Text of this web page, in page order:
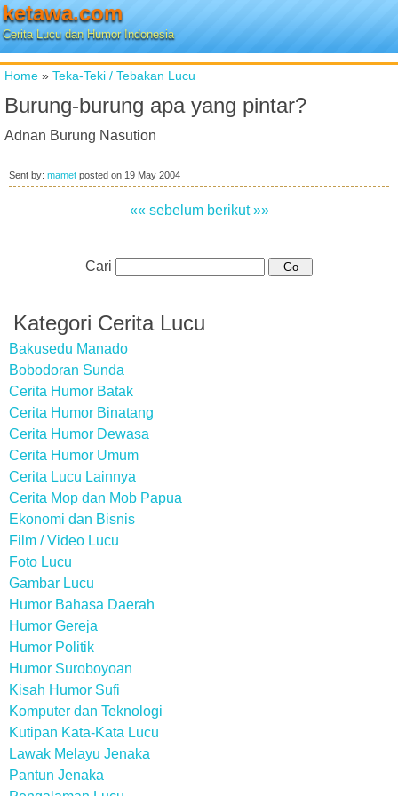
ketawa.com
Cerita Lucu dan Humor Indonesia
Home » Teka-Teki / Tebakan Lucu
Burung-burung apa yang pintar?
Adnan Burung Nasution
Sent by: mamet posted on 19 May 2004
«« sebelum berikut »»
Cari
Kategori Cerita Lucu
Bakusedu Manado
Bobodoran Sunda
Cerita Humor Batak
Cerita Humor Binatang
Cerita Humor Dewasa
Cerita Humor Umum
Cerita Lucu Lainnya
Cerita Mop dan Mob Papua
Ekonomi dan Bisnis
Film / Video Lucu
Foto Lucu
Gambar Lucu
Humor Bahasa Daerah
Humor Gereja
Humor Politik
Humor Suroboyoan
Kisah Humor Sufi
Komputer dan Teknologi
Kutipan Kata-Kata Lucu
Lawak Melayu Jenaka
Pantun Jenaka